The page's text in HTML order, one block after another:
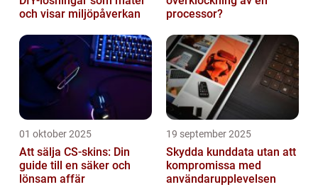
och visar miljöpåverkan
processor?
01 oktober 2025
Att sälja CS-skins: Din
guide till en säker och
lönsam affär
19 september 2025
Skydda kunddata utan att
kompromissa med
användarupplevelsen